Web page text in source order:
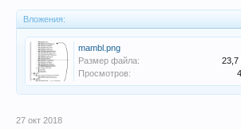
Вложения:
mambl.png
Размер файла:
23,7
Просмотров:
27 окт 2018